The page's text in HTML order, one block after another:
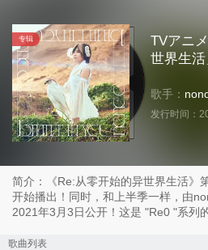
专辑
TVアニ
世界生
you」 歌
歌手：
发行时间：
简介：《Re:从零开始的异世界生活》
开始播出！同时，和上半季一样，由
2021年3月3日公开！这是 "Re0 "系列
"（信じる）的情感进行了完美的演绎
受nonoc的清澈嗓音!
歌曲列表